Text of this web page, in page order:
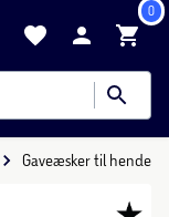
0
Gaveæsker til hende